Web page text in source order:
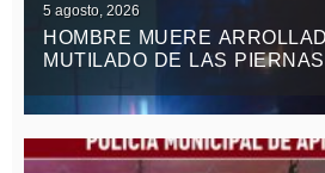
5 agosto, 2026
HOMBRE MUERE
MUTILADO DE LAS PIERNAS
TEOLOCHOLCO